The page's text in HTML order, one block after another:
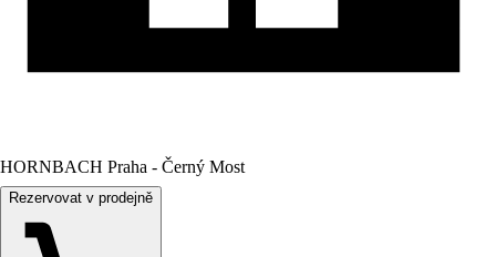
HORNBACH Praha - Černý Most
Rezervovat v prodejně